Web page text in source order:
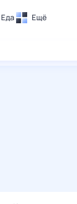
Еда Ещё